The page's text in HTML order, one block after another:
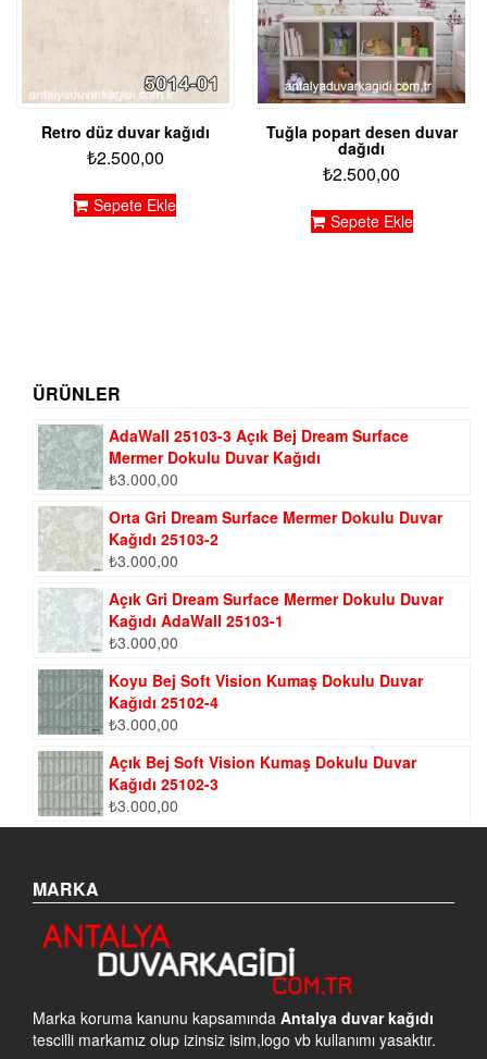
Retro düz duvar kağıdı
₺2.500,00
Sepete Ekle
Tuğla popart desen duvar
dağıdı
₺2.500,00
Sepete Ekle
ÜRÜNLER
AdaWall 25103-3 Açık Bej Dream Surface
Mermer Dokulu Duvar Kağıdı
₺3.000,00
Orta Gri Dream Surface Mermer Dokulu Duvar
Kağıdı 25103-2
₺3.000,00
Açık Gri Dream Surface Mermer Dokulu Duvar
Kağıdı AdaWall 25103-1
₺3.000,00
Koyu Bej Soft Vision Kumaş Dokulu Duvar
Kağıdı 25102-4
₺3.000,00
Açık Bej Soft Vision Kumaş Dokulu Duvar
Kağıdı 25102-3
₺3.000,00
MARKA
Marka koruma kanunu kapsamında Antalya duvar kağıdı
tescilli markamız olup izinsiz isim,logo vb kullanımı yasaktır.